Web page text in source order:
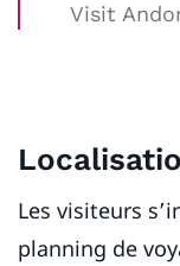
Visit
Les visiteurs
planning de